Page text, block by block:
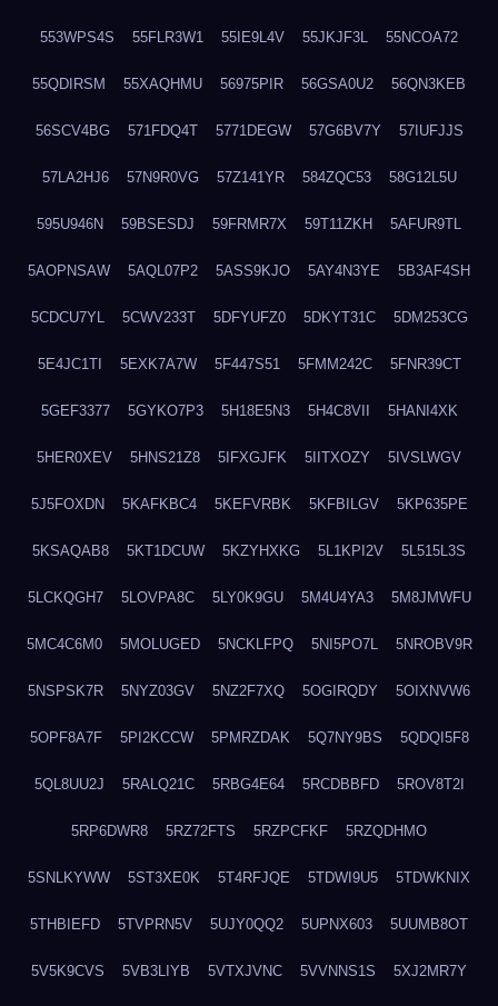
553WPS4S 55FLR3W1 55IE9L4V 55JKJF3L 55NCOA72
55QDIRSM 55XAQHMU 56975PIR 56GSA0U2 56QN3KEB
56SCV4BG 571FDQ4T 5771DEGW 57G6BV7Y 57IUFJJS
57LA2HJ6 57N9R0VG 57Z141YR 584ZQC53 58G12L5U
595U946N 59BSESDJ 59FRMR7X 59T11ZKH 5AFUR9TL
5AOPNSAW 5AQL07P2 5ASS9KJO 5AY4N3YE 5B3AF4SH
5CDCU7YL 5CWV233T 5DFYUFZ0 5DKYT31C 5DM253CG
5E4JC1TI 5EXK7A7W 5F447S51 5FMM242C 5FNR39CT
5GEF3377 5GYKO7P3 5H18E5N3 5H4C8VII 5HANI4XK
5HER0XEV 5HNS21Z8 5IFXGJFK 5IITXOZY 5IVSLWGV
5J5FOXDN 5KAFKBC4 5KEFVRBK 5KFBILGV 5KP635PE
5KSAQAB8 5KT1DCUW 5KZYHXKG 5L1KPI2V 5L515L3S
5LCKQGH7 5LOVPA8C 5LY0K9GU 5M4U4YA3 5M8JMWFU
5MC4C6M0 5MOLUGED 5NCKLFPQ 5NI5PO7L 5NROBV9R
5NSPSK7R 5NYZ03GV 5NZ2F7XQ 5OGIRQDY 5OIXNVW6
5OPF8A7F 5PI2KCCW 5PMRZDAK 5Q7NY9BS 5QDQI5F8
5QL8UU2J 5RALQ21C 5RBG4E64 5RCDBBFD 5ROV8T2I
5RP6DWR8 5RZ72FTS 5RZPCFKF 5RZQDHMO
5SNLKYWW 5ST3XE0K 5T4RFJQE 5TDWI9U5 5TDWKNIX
5THBIEFD 5TVPRN5V 5UJY0QQ2 5UPNX603 5UUMB8OT
5V5K9CVS 5VB3LIYB 5VTXJVNC 5VVNNS1S 5XJ2MR7Y